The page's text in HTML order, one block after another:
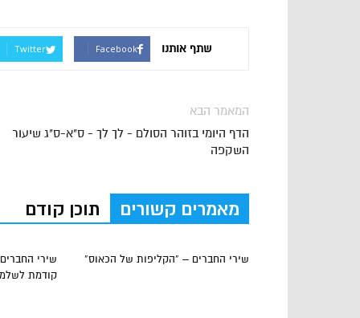
שתף אותנו Facebook
Twitter
המאמר הבא
הדף היומי בזוהר הסולם - לך לך - ס"א-ס"ג שיעור
השקפה
מאמרים קשורים תוכן קודם
שירי
קודמת
שירי החברים – “הקליפות של הכאוס”